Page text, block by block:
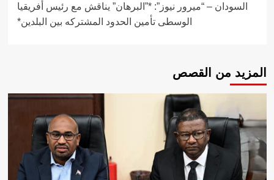
السودان – “ميرور نيوز”: *”البرهان” يناقش مع رئيس أفريقيا
الوسطى تأمين الحدود المشتركه بين البلدين*
المزيد من القصص